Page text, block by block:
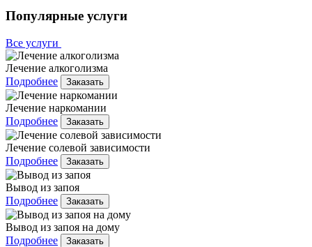
Популярные услуги
Все услуги
Лечение алкоголизма
Подробнее
Заказать
Лечение наркомании
Подробнее
Заказать
Лечение солевой зависимости
Подробнее
Заказать
Вывод из запоя
Подробнее
Заказать
Вывод из запоя на дому
Подробнее
Заказать